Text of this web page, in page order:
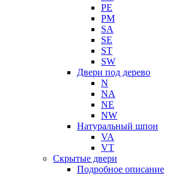
PE
PM
SA
SE
ST
SW
Двери под дерево
N
NA
NE
NW
Натуральный шпон
VA
VT
Скрытые двери
Подробное описание